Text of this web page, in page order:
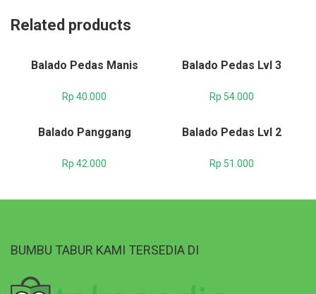
Related products
Balado Pedas Manis
Rp 40.000
Balado Pedas Lvl 3
Rp 54.000
Balado Panggang
Rp 42.000
Balado Pedas Lvl 2
Rp 51.000
BUMBU TABUR KAMI TERSEDIA DI